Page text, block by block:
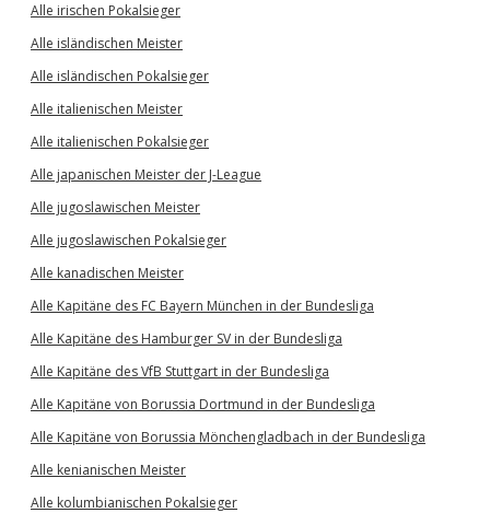
Alle irischen Pokalsieger
Alle isländischen Meister
Alle isländischen Pokalsieger
Alle italienischen Meister
Alle italienischen Pokalsieger
Alle japanischen Meister der J-League
Alle jugoslawischen Meister
Alle jugoslawischen Pokalsieger
Alle kanadischen Meister
Alle Kapitäne des FC Bayern München in der Bundesliga
Alle Kapitäne des Hamburger SV in der Bundesliga
Alle Kapitäne des VfB Stuttgart in der Bundesliga
Alle Kapitäne von Borussia Dortmund in der Bundesliga
Alle Kapitäne von Borussia Mönchengladbach in der Bundesliga
Alle kenianischen Meister
Alle kolumbianischen Pokalsieger